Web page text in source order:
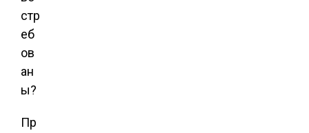
стр
еб
ов
ан
ы?
Пр